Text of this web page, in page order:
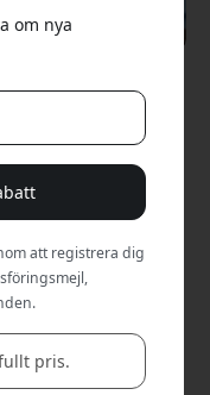
än ett alternativ till
för både
Men i en uppsjö
inte bara om
med Apple
de mest
de skiljer sig åt –
om nya
att registrera dig
pris.